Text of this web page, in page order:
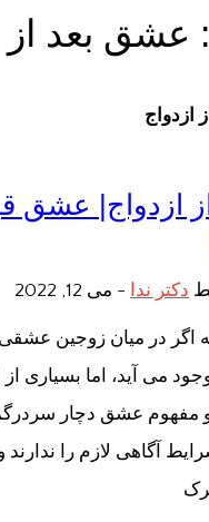
عشق بعد از
ازدواج
ازدواج| عشق
دکتر ندا - می 12, 2022
اگر در میان زوجین
می آید، اما بسیاری از
و مفهوم عشق دچار
آگاهی لازم را ندارند